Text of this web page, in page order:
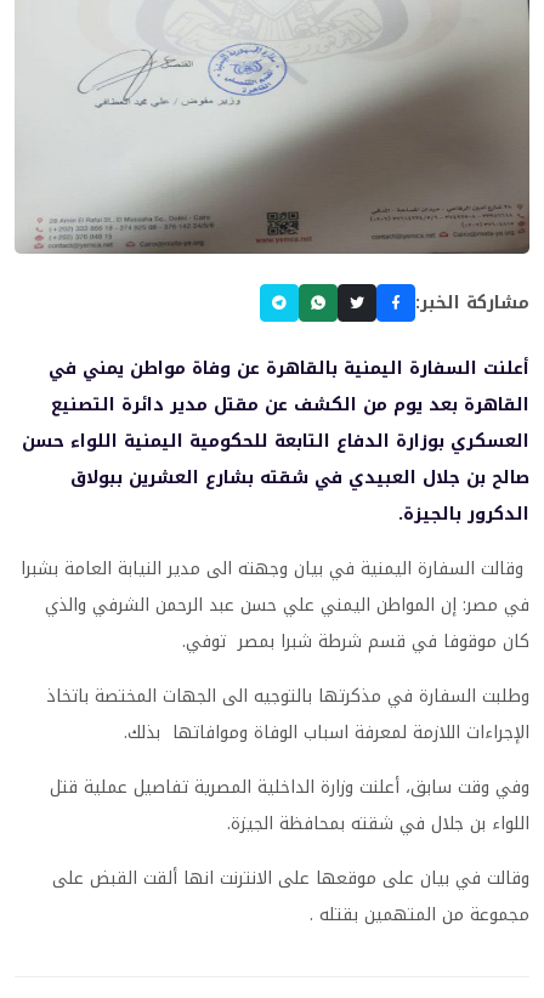
مشاركة الخبر:
أعلنت السفارة اليمنية بالقاهرة عن وفاة مواطن يمني في
القاهرة بعد يوم من الكشف عن مقتل مدير دائرة التصنيع
العسكري بوزارة الدفاع التابعة للحكومية اليمنية اللواء حسن
صالح بن جلال العبيدي في شقته بشارع العشرين ببولاق
الدكرور بالجيزة.
وقالت السفارة اليمنية في بيان وجهته الى مدير النيابة العامة بشبرا
في مصر: إن المواطن اليمني علي حسن عبد الرحمن الشرفي والذي
كان موقوفا في قسم شرطة شبرا بمصر توفي.
وطلبت السفارة في مذكرتها بالتوجيه الى الجهات المختصة باتخاذ
الإجراءات اللازمة لمعرفة اسباب الوفاة وموافاتها بذلك.
وفي وقت سابق، أعلنت وزارة الداخلية المصرية تفاصيل عملية قتل
اللواء بن جلال في شقته بمحافظة الجيزة.
وقالت في بيان على موقعها على الانترنت انها ألقت القبض على
مجموعة من المتهمين بقتله .